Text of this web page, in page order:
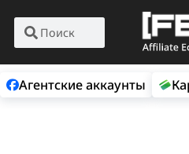
Агентские аккаунты